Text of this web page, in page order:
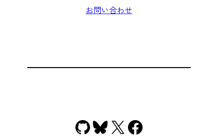
お問い合わせ
GitHub
Bluesky
X Facebook